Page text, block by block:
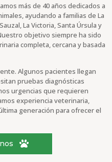
más de 40 años dedicados a
ayudando a familias de La
La Victoria, Santa Úrsula y
objetivo siempre ha sido
completa, cercana y basada
Algunos pacientes llegan
pruebas diagnósticas
urgencias que requieren
experiencia veterinaria,
generación para ofrecer el